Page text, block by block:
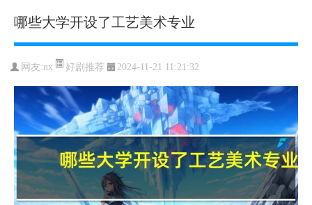
哪些大学开设了工艺美术专业
网友:nx 好剧推荐 2024-11-21 11:21:32